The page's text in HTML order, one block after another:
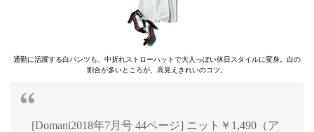
通勤に活躍する白パンツも、中折れストローハットで大人っぽい休日スタイルに変身。白の
割合が多いところが、高見えきれいのコツ。
[Domani2018年7月号 44ページ] ニット￥1,490（ア